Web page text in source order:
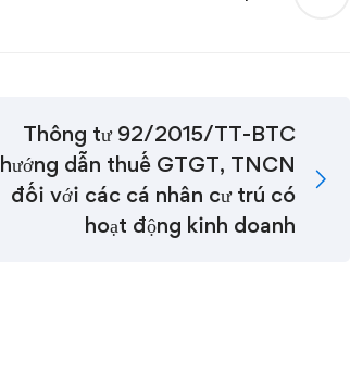
Thông tư 92/2015/TT-BTC
hướng dẫn thuế GTGT, TNCN
đối với các cá nhân cư trú có
hoạt động kinh doanh